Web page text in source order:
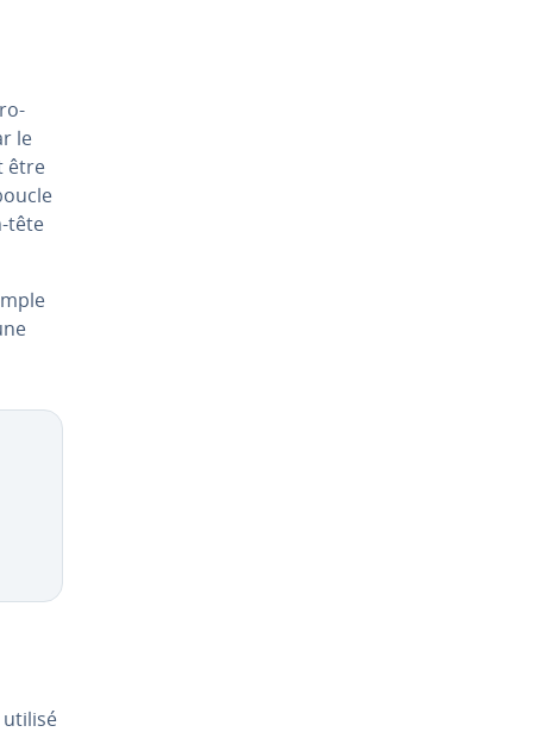
le
être
tête
utilisé